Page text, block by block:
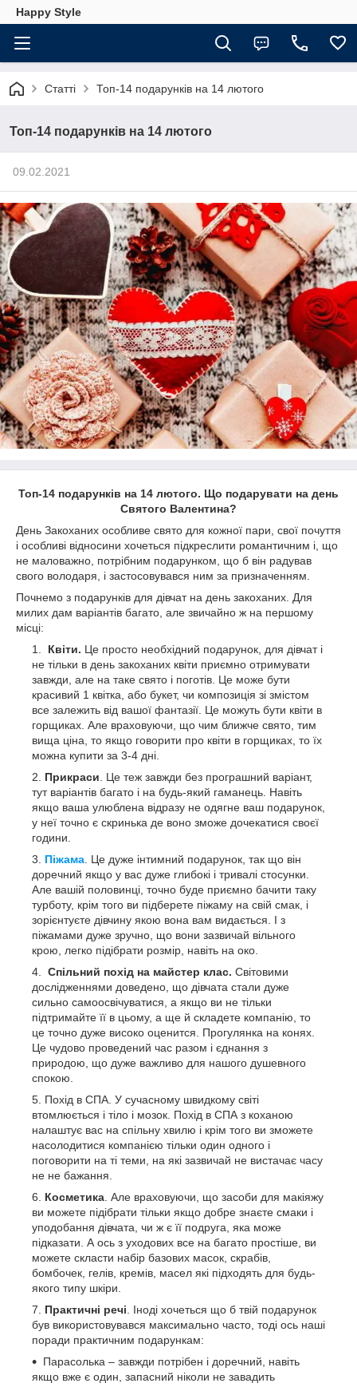
Happy Style
Статті Топ-14 подарунків на 14 лютого
Топ-14 подарунків на 14 лютого
09.02.2021
Топ-14 подарунків на 14 лютого. Що подарувати на день
Святого Валентина?
День Закоханих особливе свято для кожної пари, свої почуття
і особливі відносини хочеться підкреслити романтичним і, що
не маловажно, потрібним подарунком, що б він радував
свого володаря, і застосовувався ним за призначенням.
Почнемо з подарунків для дівчат на день закоханих. Для
милих дам варіантів багато, але звичайно ж на першому
місці:
Квіти. Це просто необхідний подарунок, для дівчат і
не тільки в день закоханих квіти приємно отримувати
завжди, але на таке свято і поготів. Це може бути
красивий 1 квітка, або букет, чи композиція зі змістом
все залежить від вашої фантазії. Це можуть бути квіти в
горщиках. Але враховуючи, що чим ближче свято, тим
вища ціна, то якщо говорити про квіти в горщиках, то їх
можна купити за 3-4 дні.
Прикраси . Це теж завжди без програшний варіант,
тут варіантів багато і на будь-який гаманець. Навіть
якщо ваша улюблена відразу не одягне ваш подарунок,
у неї точно є скринька де воно зможе дочекатися своєї
години.
Піжама . Це дуже інтимний подарунок, так що він
доречний якщо у вас дуже глибокі і тривалі стосунки.
Але вашій половинці, точно буде приємно бачити таку
турботу, крім того ви підберете піжаму на свій смак, і
зорієнтуєте дівчину якою вона вам видається. І з
піжамами дуже зручно, що вони зазвичай вільного
крою, легко підібрати розмір, навіть на око.
Спільний похід на майстер клас. Світовими
дослідженнями доведено, що дівчата стали дуже
сильно самоосвічуватися, а якщо ви не тільки
підтримайте її в цьому, а ще й складете компанію, то
це точно дуже високо оценится. Прогулянка на конях.
Це чудово проведений час разом і єднання з
природою, що дуже важливо для нашого душевного
спокою.
Похід в СПА. У сучасному швидкому світі
втомлюється і тіло і мозок. Похід в СПА з коханою
налаштує вас на спільну хвилю і крім того ви зможете
насолодитися компанією тільки один одного і
поговорити на ті теми, на які зазвичай не вистачає часу
не не бажання.
Косметика . Але враховуючи, що засоби для макіяжу
ви можете підібрати тільки якщо добре знаєте смаки і
уподобання дівчата, чи ж є її подруга, яка може
підказати. А ось з уходових все на багато простіше, ви
можете скласти набір базових масок, скрабів,
бомбочек, гелів, кремів, масел які підходять для будь-
якого типу шкіри.
Практичні речі . Іноді хочеться що б твій подарунок
був використовувався максимально часто, тоді ось наші
поради практичним подарункам:
Парасолька – завжди потрібен і доречний, навіть
якщо вже є один, запасний ніколи не завадить